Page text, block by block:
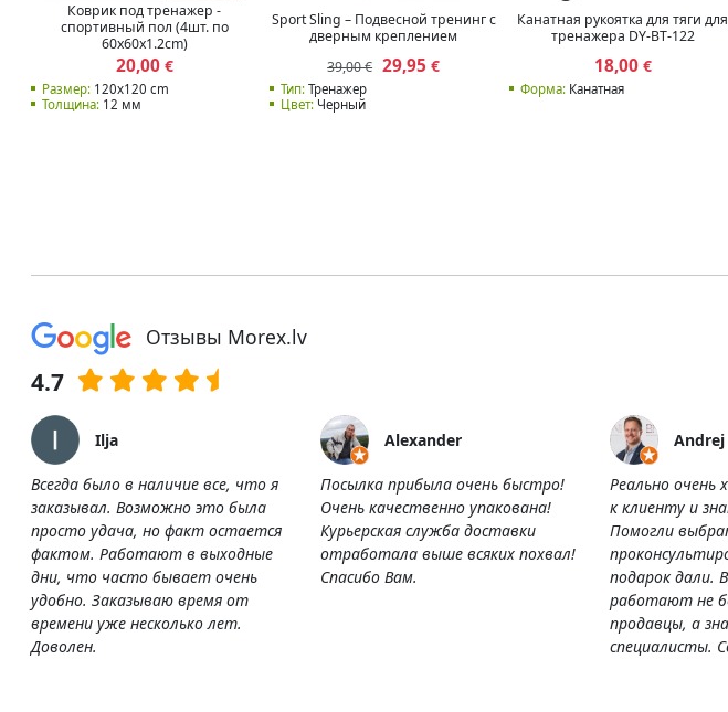
Коврик под тренажер -
спортивный пол (4шт. по
60x60x1.2cm)
20,00€
Размер:120x120 cm
Толщина:12 мм
Sport Sling – Подвесной тренинг с
дверным креплением
39,00 € 29,95 €
Тип: Тренажер
Цвет: Черный
Канатная рукоятка для тяги для
тренажера DY-BT-122
18,00€
Форма:Канатная
Отзывы Morex.lv
4.7
Ilja
Всегда было в наличие все, что я
заказывал. Возможно это была
просто удача, но факт остается
фактом. Работают в выходные
дни, что часто бывает очень
удобно. Заказываю время от
времени уже несколько лет.
Доволен.
Alexander
Посылка прибыла очень быстро!
Очень качественно упакована!
Курьерская служба доставки
отработала выше всяких похвал!
Спасибо Вам.
Andrej
Реально очень
к клиенту и
Помогли
подарок дали.
работают не
продавцы, а
специалисты.